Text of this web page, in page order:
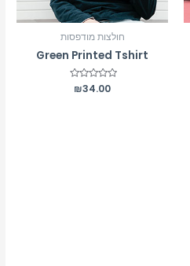
חולצות מודפסות
Green Printed Tshirt
דורג
₪34.00